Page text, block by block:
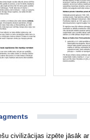
civilizācijas izpēte jāsāk